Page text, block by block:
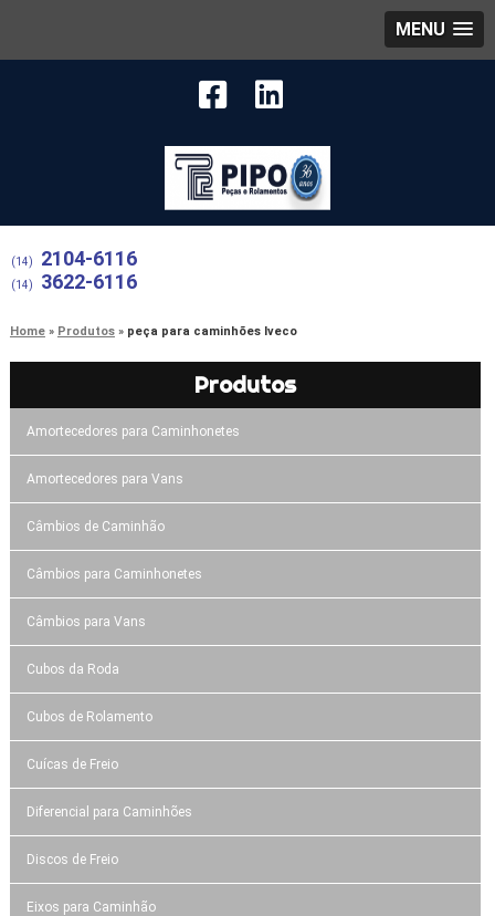
MENU
(14) 2104-6116
(14) 3622-6116
Home Produtos peça para caminhões Iveco
Produtos
Amortecedores para Caminhonetes
Amortecedores para Vans
Câmbios de Caminhão
Câmbios para Caminhonetes
Câmbios para Vans
Cubos da Roda
Cubos de Rolamento
Cuícas de Freio
Diferencial para Caminhões
Discos de Freio
Eixos para Caminhão